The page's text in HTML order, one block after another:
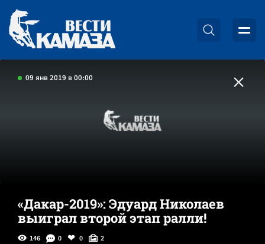
09 янв 2019 в 00:00
«Дакар-2019»: Эдуард Николаев
выиграл второй этап ралли!
146 0 0 2